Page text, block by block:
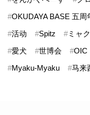
#OKUDAYA BASE 五周
#活动 #Spitz #ミャ
#愛犬 #世博会 #OIC
#Myaku-Myaku #马来